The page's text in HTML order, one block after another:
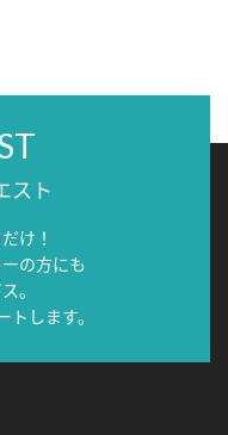
スト
け！
の方にも
。
します。